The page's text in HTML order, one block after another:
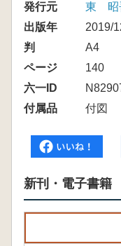
発行元
東 昭
出版年
2019/
判
A4
ページ
140
六一ID
付属品
付図
新刊・電子書籍